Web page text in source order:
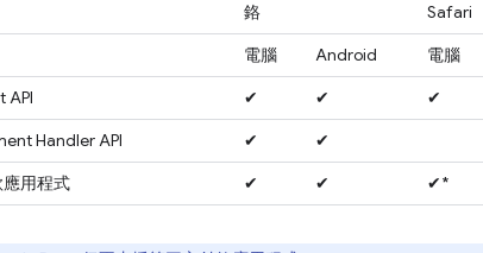
鉻 Safari
電腦
Android 電腦
API
✔ ✔ ✔
Handler API
✔
✔
用程式
✔ ✔ ✔*